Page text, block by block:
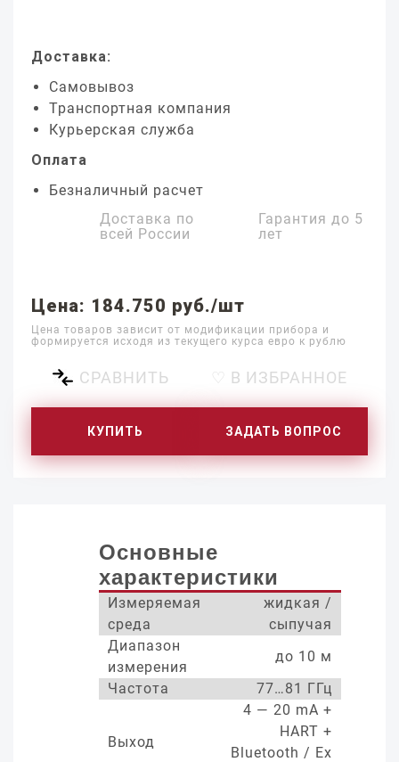
Доставка:
Самовывоз
Транспортная компания
Курьерская служба
Оплата
Безналичный расчет
Доставка по
всей России
Гарантия до 5
лет
Цена: 184.750 руб./шт
Цена товаров зависит от модификации прибора и
формируется исходя из текущего курса евро к рублю
СРАВНИТЬ ♡ В ИЗБРАННОЕ
КУПИТЬ ЗАДАТЬ ВОПРОС
Основные
характеристики
Измеряемая
среда
жидкая /
сыпучая
Диапазон
измерения
до 10 м
Частота
77…81 ГГц
Выход
4 — 20 mA +
HART +
Bluetooth / Ex